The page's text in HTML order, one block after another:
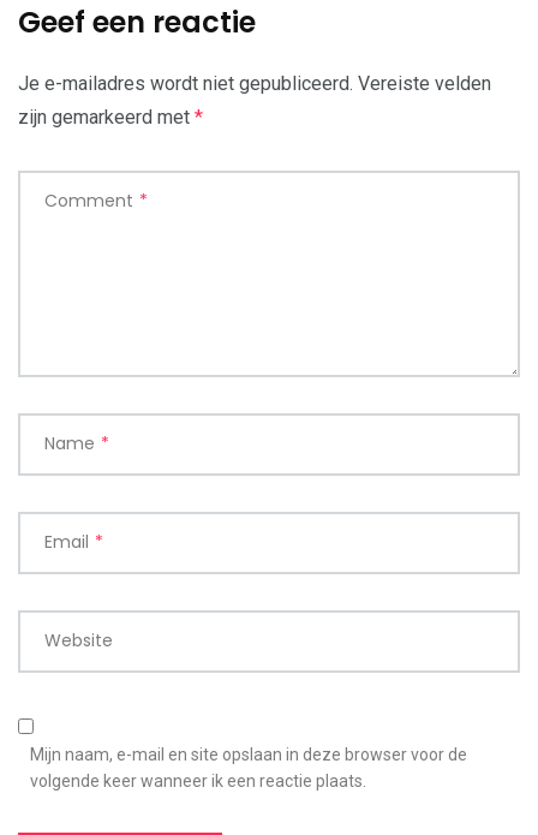
Geef een reactie
Je e-mailadres wordt niet gepubliceerd. Vereiste velden
zijn gemarkeerd met *
Comment *
Name *
Email *
Website
Mijn naam, e-mail en site opslaan in deze browser voor de
volgende keer wanneer ik een reactie plaats.